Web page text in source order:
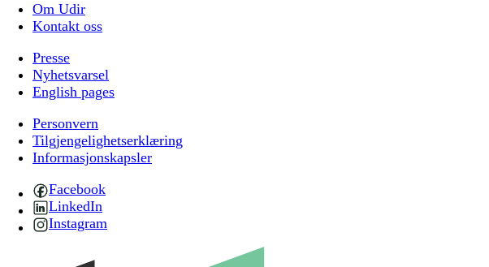
Om Udir
Kontakt oss
Presse
Nyhetsvarsel
English pages
Personvern
Tilgjengelighetserklæring
Informasjonskapsler
Facebook
LinkedIn
Instagram